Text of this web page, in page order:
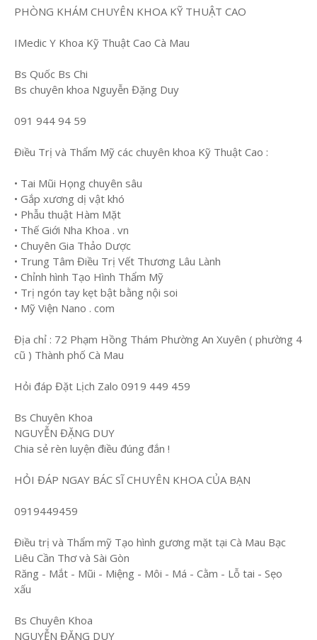
PHÒNG KHÁM CHUYÊN KHOA KỸ THUẬT CAO
IMedic Y Khoa Kỹ Thuật Cao Cà Mau
Bs Quốc Bs Chi
Bs chuyên khoa Nguyễn Đặng Duy
091 944 94 59
Điều Trị và Thẩm Mỹ các chuyên khoa Kỹ Thuật Cao :
• Tai Mũi Họng chuyên sâu
• Gắp xương dị vật khó
• Phẫu thuật Hàm Mặt
• Thế Giới Nha Khoa . vn
• Chuyên Gia Thảo Dược
• Trung Tâm Điều Trị Vết Thương Lâu Lành
• Chỉnh hình Tạo Hình Thẩm Mỹ
• Trị ngón tay kẹt bật bằng nội soi
• Mỹ Viện Nano . com
Địa chỉ : 72 Phạm Hồng Thám Phường An Xuyên ( phường 4
cũ ) Thành phố Cà Mau
Hỏi đáp Đặt Lịch Zalo 0919 449 459
Bs Chuyên Khoa
NGUYỄN ĐẶNG DUY
Chia sẻ rèn luyện điều đúng đắn !
HỎI ĐÁP NGAY BÁC SĨ CHUYÊN KHOA CỦA BẠN
0919449459
Điều trị và Thẩm mỹ Tạo hình gương mặt tại Cà Mau Bạc
Liêu Cần Thơ và Sài Gòn
Răng - Mắt - Mũi - Miệng - Môi - Má - Cằm - Lỗ tai - Sẹo
xấu
Bs Chuyên Khoa
NGUYỄN ĐẶNG DUY